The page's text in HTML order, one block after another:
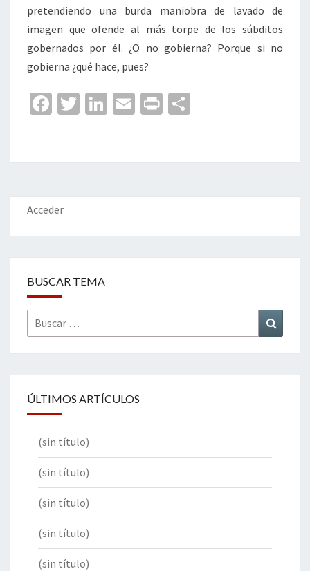
pretendiendo una burda maniobra de lavado de
imagen que ofende al más torpe de los súbditos
gobernados por él. ¿O no gobierna? Porque si no
gobierna ¿qué hace, pues?
Fa
o
o
k
T
er
Li
dI
n
E
l
Pr
p
ar
Acceder
BUSCAR TEMA
Buscar
por:
ÚLTIMOS ARTÍCULOS
(sin título)
(sin título)
(sin título)
(sin título)
(sin título)